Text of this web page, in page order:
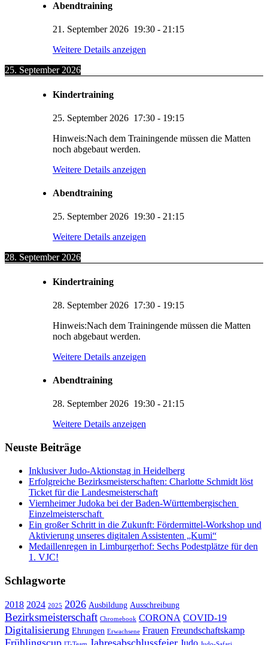
Abendtraining
21. September 2026 19:30 - 21:15
Weitere Details anzeigen
25. September 2026
Kindertraining
25. September 2026 17:30 - 19:15
Hinweis:Nach dem Trainingende müssen die Matten
noch abgebaut werden.
Weitere Details anzeigen
Abendtraining
25. September 2026 19:30 - 21:15
Weitere Details anzeigen
28. September 2026
Kindertraining
28. September 2026 17:30 - 19:15
Hinweis:Nach dem Trainingende müssen die Matten
noch abgebaut werden.
Weitere Details anzeigen
Abendtraining
28. September 2026 19:30 - 21:15
Weitere Details anzeigen
Neuste Beiträge
Inklusiver Judo-Aktionstag in Heidelberg
Erfolgreiche Bezirksmeisterschaften: Charlotte Schmidt löst
Ticket für die Landesmeisterschaft
Viernheimer Judoka bei der Baden-Württembergischen
Einzelmeisterschaft
Ein großer Schritt in die Zukunft: Fördermittel-Workshop und
Aktivierung unseres digitalen Assistenten „Kumi“
Medaillenregen in Limburgerhof: Sechs Podestplätze für den
1. VJC!
Schlagworte
2018 2024 2025 2026 Ausbildung Ausschreibung
Bezirksmeisterschaft Chromebook CORONA COVID-19
Digitalisierung Ehrungen Erwachsene Frauen Freundschaftskamp
KUMI – Dein KI-Assistent